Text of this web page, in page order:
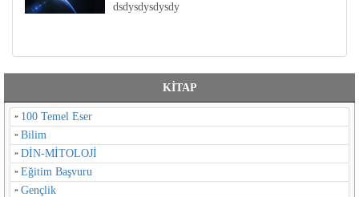
dsdysdysdysdy
KİTAP
100 Temel Eser
Bilim
DİN-MİTOLOJİ
Eğitim Başvuru
Gençlik